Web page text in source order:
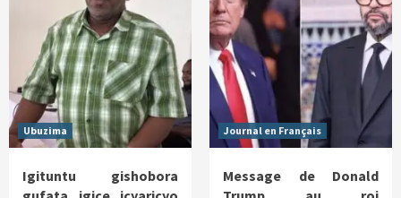
Ubuzima
Igituntu gishobora
Journal en Français
Message de Donald